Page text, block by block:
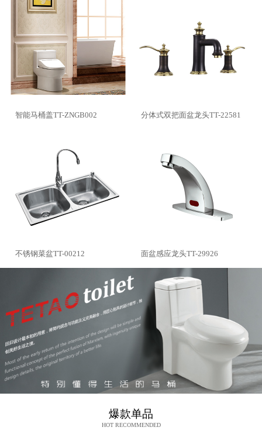
智能马桶盖TT-ZNGB002 分体式双把面盆龙头TT-22581
不锈钢菜盆TT-00212 面盆感应龙头TT-29926
爆款单品
HOT RECOMMENDED